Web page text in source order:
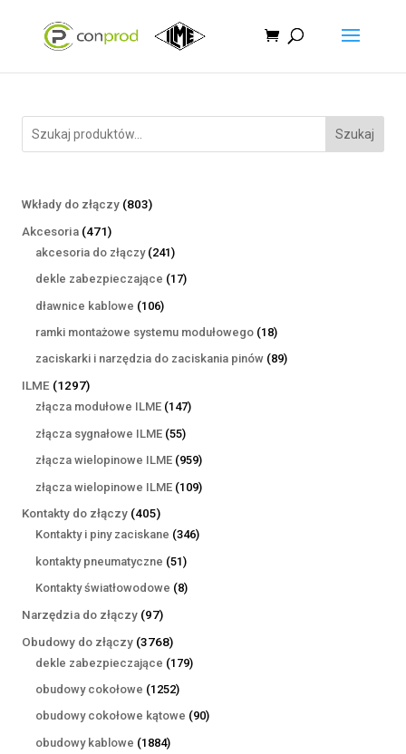
Szukaj
Wkłady do złączy 803803
Akcesoria 471471
produktów
akcesoria do złączy 241241
produktów
dekle zabezpieczające 1717
dławnice kablowe 106106
produktów
ramki montażowe systemu modułowego 1818
produktów
zaciskarki i narzędzia do zaciskania pinów 8989
ILME 12971297
produktów
złącza modułowe ILME 147147
złącza sygnałowe ILME 5555
produktów
złącza wielopinowe ILME 959959
produktów
złącza wielopinowe ILME 109109
Kontakty do złączy 405405
produktów
Kontakty i piny zaciskane 346346
kontakty pneumatyczne 5151
produktów
Kontakty światłowodowe 88
Narzędzia do złączy 9797
produktów
Obudowy do złączy 37683768
produktów
dekle zabezpieczające 179179
obudowy cokołowe 12521252
produkty
obudowy cokołowe kątowe 9090
obudowy kablowe 18841884